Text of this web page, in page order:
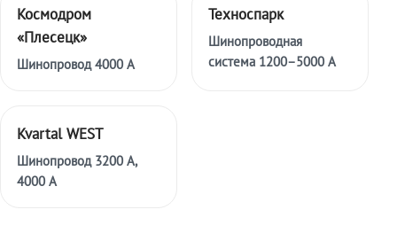
Космодром
«Плесецк»
Шинопровод 4000 А
Техноспарк
Шинопроводная
система 1200–5000 А
Kvartal WEST
Шинопровод 3200 А,
4000 А